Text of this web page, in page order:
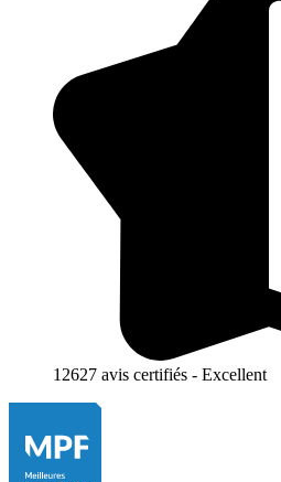
12627 avis certifiés - Excellent